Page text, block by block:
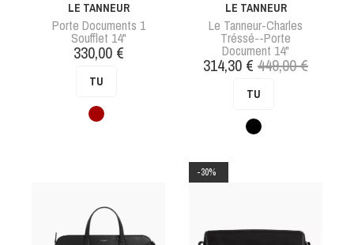
LE TANNEUR
Porte Documents 1
Soufflet 14"
Prix
330,00 €
TU
Grenat
LE TANNEUR
Le Tanneur-Charles
Tréssé--porte
Document 14"
Prix
314,30 € Prix
base
449,00 €
TU
Noir
-30%